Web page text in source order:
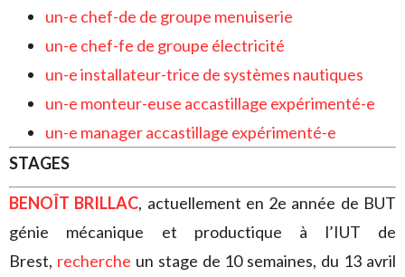
un-e chef-de de groupe menuiserie
un-e chef-fe de groupe électricité
un-e installateur-trice de systèmes nautiques
un-e monteur-euse accastillage expérimenté-e
un-e manager accastillage expérimenté-e
STAGES
BENOÎT BRILLAC, actuellement en 2e année de BUT
génie mécanique et productique à l’IUT de
Brest, recherche un stage de 10 semaines, du 13 avril